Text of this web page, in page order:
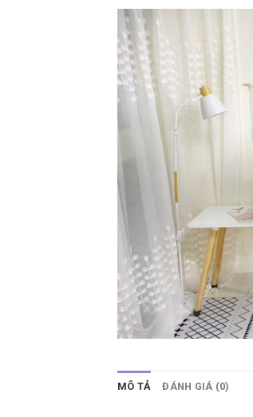
MÔ TẢ ĐÁNH GIÁ (0)